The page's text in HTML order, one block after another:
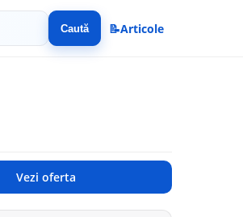
Caută 📝Articole
Vezi oferta